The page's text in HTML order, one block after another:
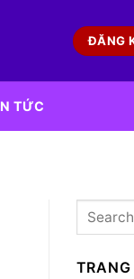
ĐĂNG
TỨC